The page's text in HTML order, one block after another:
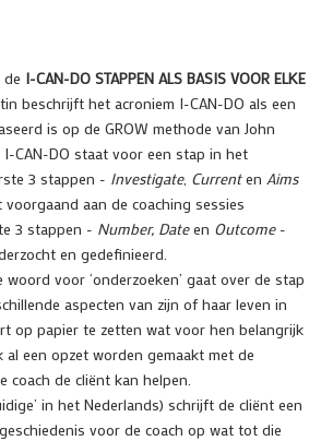
I-CAN-DO STAPPEN ALS BASIS VOOR ELKE
beschrijft het acroniem I-CAN-DO als een
is op de GROW methode van John
CAN-DO staat voor een stap in het
3 stappen - Investigate, Currenten Aims
aan de coaching sessies
3 stappen - Number, Dateen Outcome-
en gedefinieerd.
woord voor ‘onderzoeken’ gaat over de stap
aspecten van zijn of haar leven in
op papier te zetten wat voor hen belangrijk
een opzet worden gemaakt met de
coach de cliënt kan helpen.
in het Nederlands) schrijft de cliënt een
voor de coach op wat tot die